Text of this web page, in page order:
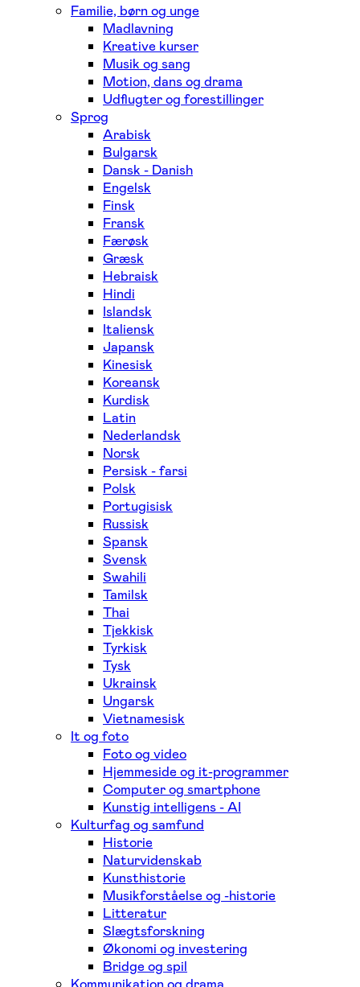
Familie, børn og unge
Madlavning
Kreative kurser
Musik og sang
Motion, dans og drama
Udflugter og forestillinger
Sprog
Arabisk
Bulgarsk
Dansk - Danish
Engelsk
Finsk
Fransk
Færøsk
Græsk
Hebraisk
Hindi
Islandsk
Italiensk
Japansk
Kinesisk
Koreansk
Kurdisk
Latin
Nederlandsk
Norsk
Persisk - farsi
Polsk
Portugisisk
Russisk
Spansk
Svensk
Swahili
Tamilsk
Thai
Tjekkisk
Tyrkisk
Tysk
Ukrainsk
Ungarsk
Vietnamesisk
It og foto
Foto og video
Hjemmeside og it-programmer
Computer og smartphone
Kunstig intelligens - AI
Kulturfag og samfund
Historie
Naturvidenskab
Kunsthistorie
Musikforståelse og -historie
Litteratur
Slægtsforskning
Økonomi og investering
Bridge og spil